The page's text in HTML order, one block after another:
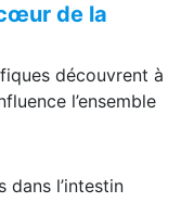
de la
découvrent à
l’ensemble
dans l’intestin